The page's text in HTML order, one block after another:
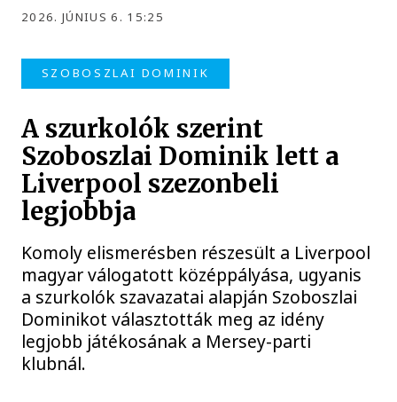
2026. JÚNIUS 6. 15:25
SZOBOSZLAI DOMINIK
A szurkolók szerint
Szoboszlai Dominik lett a
Liverpool szezonbeli
legjobbja
Komoly elismerésben részesült a Liverpool
magyar válogatott középpályása, ugyanis
a szurkolók szavazatai alapján Szoboszlai
Dominikot választották meg az idény
legjobb játékosának a Mersey-parti
klubnál.